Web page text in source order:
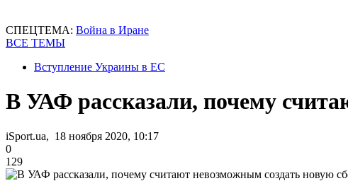
СПЕЦТЕМА: Война в Иране
ВСЕ ТЕМЫ
Вступление Украины в ЕС
В УАФ рассказали, почему
iSport.ua, 18 ноября 2020, 10:17
0
129